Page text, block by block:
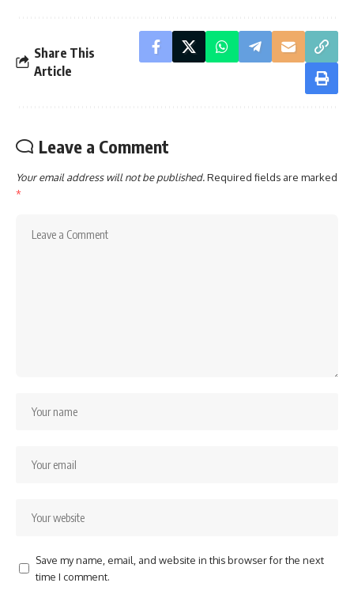
Share This
Article
Leave a Comment
Your email address will not be published.Required fields are marked
*
Save my name, email, and website in this browser for the next
time I comment.